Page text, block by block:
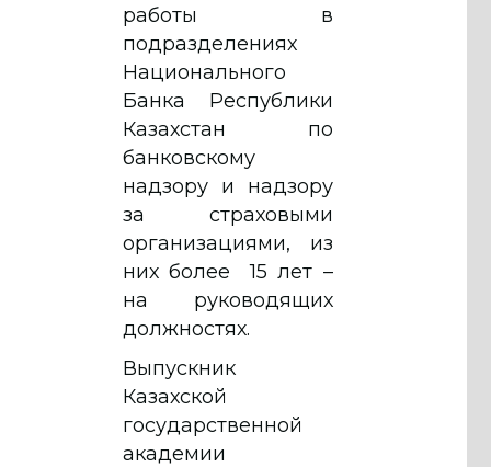
работы в
подразделениях
Национального
Банка Республики
Казахстан по
банковскому
надзору и надзору
за страховыми
организациями, из
них более 15 лет –
на руководящих
должностях.
Выпускник
Казахской
государственной
академии